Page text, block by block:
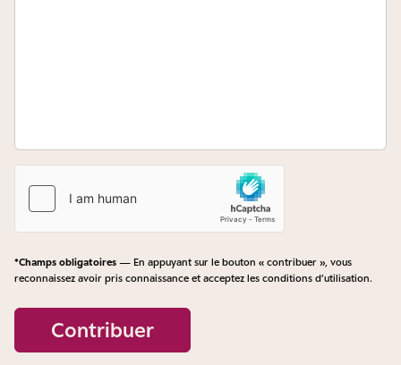
*Champs obligatoires — En appuyant sur le bouton « contribuer », vous
reconnaissez avoir pris connaissance et acceptez les conditions d’utilisation.
Contribuer